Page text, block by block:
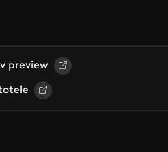
preview